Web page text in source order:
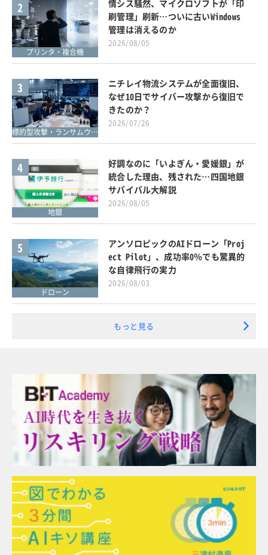
2
プリンタ・複合機
情シス騒然、マイクロソフトが「印
刷管理」刷新…ついに古いWindows
管理は消えるのか
2026/08/05
3
標的型攻撃・ランサムウェア対策
ニチレイ物流システムが全面復旧、
なぜ10日でサイバー攻撃から復旧で
きたのか？
2026/07/26
4
地銀
好調なのに「いよぎん・愛媛銀」が
統合した理由、残された…四国地銀
サバイバル大解説
2026/08/05
5
ドローン
アンソロピックのAIドローン「Proj
ect Pilot」、成功率0％でも驚異的
な自律飛行の実力
2026/08/03
もっと見る